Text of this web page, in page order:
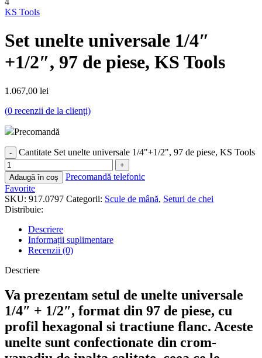
KS Tools
Set unelte universale 1/4″
+1/2″, 97 de piese, KS Tools
1.067,00 lei
(0 recenzii de la clienți)
Precomandă
Cantitate Set unelte universale 1/4"+1/2", 97 de piese, KS Tools
Adaugă în coș
Precomandă telefonic
Favorite
SKU: 917.0797 Categorii: Scule de mână, Seturi de chei
Distribuie:
Descriere
Informații suplimentare
Recenzii (0)
Descriere
Va prezentam setul de unelte universale
1/4″ + 1/2″, format din 97 de piese, cu
profil hexagonal si tractiune flanc. Aceste
unelte sunt confectionate din crom-